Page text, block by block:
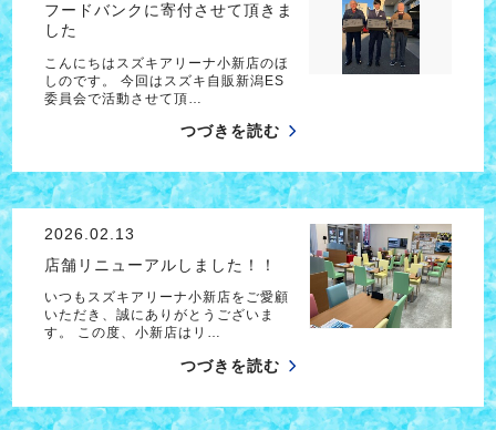
フードバンクに寄付させて頂きま
した
こんにちはスズキアリーナ小新店のほ
しのです。 今回はスズキ自販新潟ES
委員会で活動させて頂…
つづきを読む
2026.02.13
店舗リニューアルしました！！
いつもスズキアリーナ小新店をご愛顧
いただき、誠にありがとうございま
す。 この度、小新店はリ…
つづきを読む